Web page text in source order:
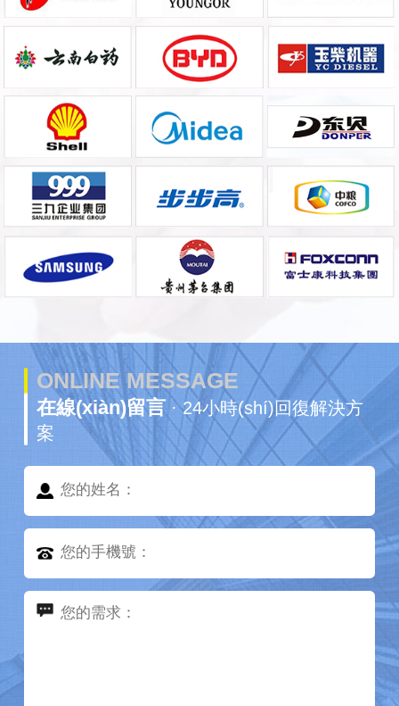
ONLINE MESSAGE
在線(xiàn)留言· 24小時(shí)回復解決方
案